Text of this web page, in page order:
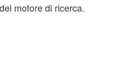
motore di ricerca.